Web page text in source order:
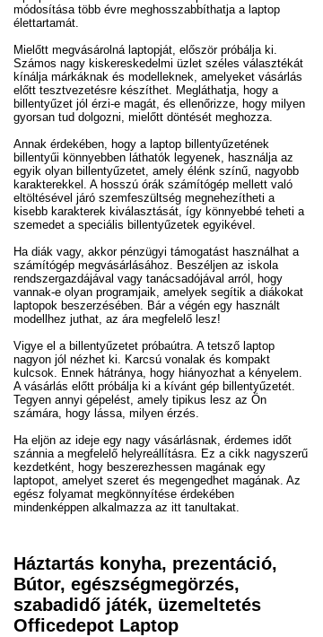
módosítása több évre meghosszabbíthatja a laptop
élettartamát.
Mielőtt megvásárolná laptopját, először próbálja ki.
Számos nagy kiskereskedelmi üzlet széles választékát
kínálja márkáknak és modelleknek, amelyeket vásárlás
előtt tesztvezetésre készíthet. Megláthatja, hogy a
billentyűzet jól érzi-e magát, és ellenőrizze, hogy milyen
gyorsan tud dolgozni, mielőtt döntését meghozza.
Annak érdekében, hogy a laptop billentyűzetének
billentyűi könnyebben láthatók legyenek, használja az
egyik olyan billentyűzetet, amely élénk színű, nagyobb
karakterekkel. A hosszú órák számítógép mellett való
eltöltésével járó szemfeszültség megnehezítheti a
kisebb karakterek kiválasztását, így könnyebbé teheti a
szemedet a speciális billentyűzetek egyikével.
Ha diák vagy, akkor pénzügyi támogatást használhat a
számítógép megvásárlásához. Beszéljen az iskola
rendszergazdájával vagy tanácsadójával arról, hogy
vannak-e olyan programjaik, amelyek segítik a diákokat
laptopok beszerzésében. Bár a végén egy használt
modellhez juthat, az ára megfelelő lesz!
Vigye el a billentyűzetet próbaútra. A tetsző laptop
nagyon jól nézhet ki. Karcsú vonalak és kompakt
kulcsok. Ennek hátránya, hogy hiányozhat a kényelem.
A vásárlás előtt próbálja ki a kívánt gép billentyűzetét.
Tegyen annyi gépelést, amely tipikus lesz az Ön
számára, hogy lássa, milyen érzés.
Ha eljön az ideje egy nagy vásárlásnak, érdemes időt
szánnia a megfelelő helyreállításra. Ez a cikk nagyszerű
kezdetként, hogy beszerezhessen magának egy
laptopot, amelyet szeret és megengedhet magának. Az
egész folyamat megkönnyítése érdekében
mindenképpen alkalmazza az itt tanultakat.
Háztartás konyha, prezentáció,
Bútor, egészségmegörzés,
szabadidő játék, üzemeltetés
Officedepot Laptop